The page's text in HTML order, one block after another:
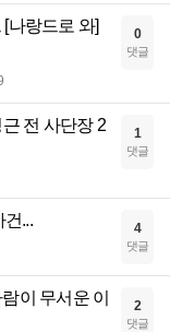
나랑드로 와] 0
댓글
전 사단장 2
1
댓글
... 4
댓글
이 무서운 이
2
댓글